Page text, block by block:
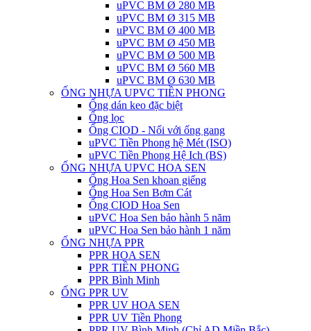
uPVC BM Ø 280 MB
uPVC BM Ø 315 MB
uPVC BM Ø 400 MB
uPVC BM Ø 450 MB
uPVC BM Ø 500 MB
uPVC BM Ø 560 MB
uPVC BM Ø 630 MB
ỐNG NHỰA UPVC TIỀN PHONG
Ống dán keo đặc biệt
Ống lọc
Ống CIOD - Nối với ống gang
uPVC Tiền Phong hệ Mét (ISO)
uPVC Tiền Phong Hệ Ich (BS)
ỐNG NHỰA UPVC HOA SEN
Ống Hoa Sen khoan giếng
Ống Hoa Sen Bơm Cát
Ống CIOD Hoa Sen
uPVC Hoa Sen bảo hành 5 năm
uPVC Hoa Sen bảo hành 1 năm
ỐNG NHỰA PPR
PPR HOA SEN
PPR TIỀN PHONG
PPR Bình Minh
ỐNG PPR UV
PPR UV HOA SEN
PPR UV Tiền Phong